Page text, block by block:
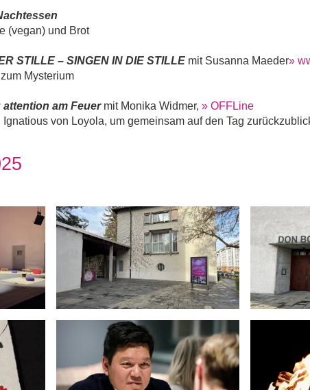
(vegan) und Brot
STILLE – SINGEN IN DIE STILLE mit Susanna Maeder»
Mysterium
am Feuermit Monika Widmer, » OFFLine
von Loyola, um gemeinsam auf den Tag